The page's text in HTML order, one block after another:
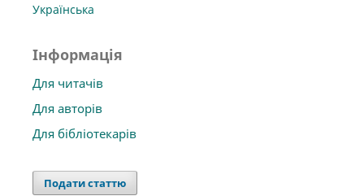
Українська
Інформація
Для читачів
Для авторів
Для бібліотекарів
Подати статтю